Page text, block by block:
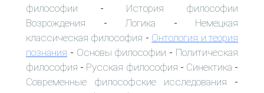
философии - История философии
Возрождения - Логика - Немецкая
классическая философия - Онтология и теория
познания - Основы философии - Политическая
философия - Русская философия - Синектика -
Современные философские исследования -